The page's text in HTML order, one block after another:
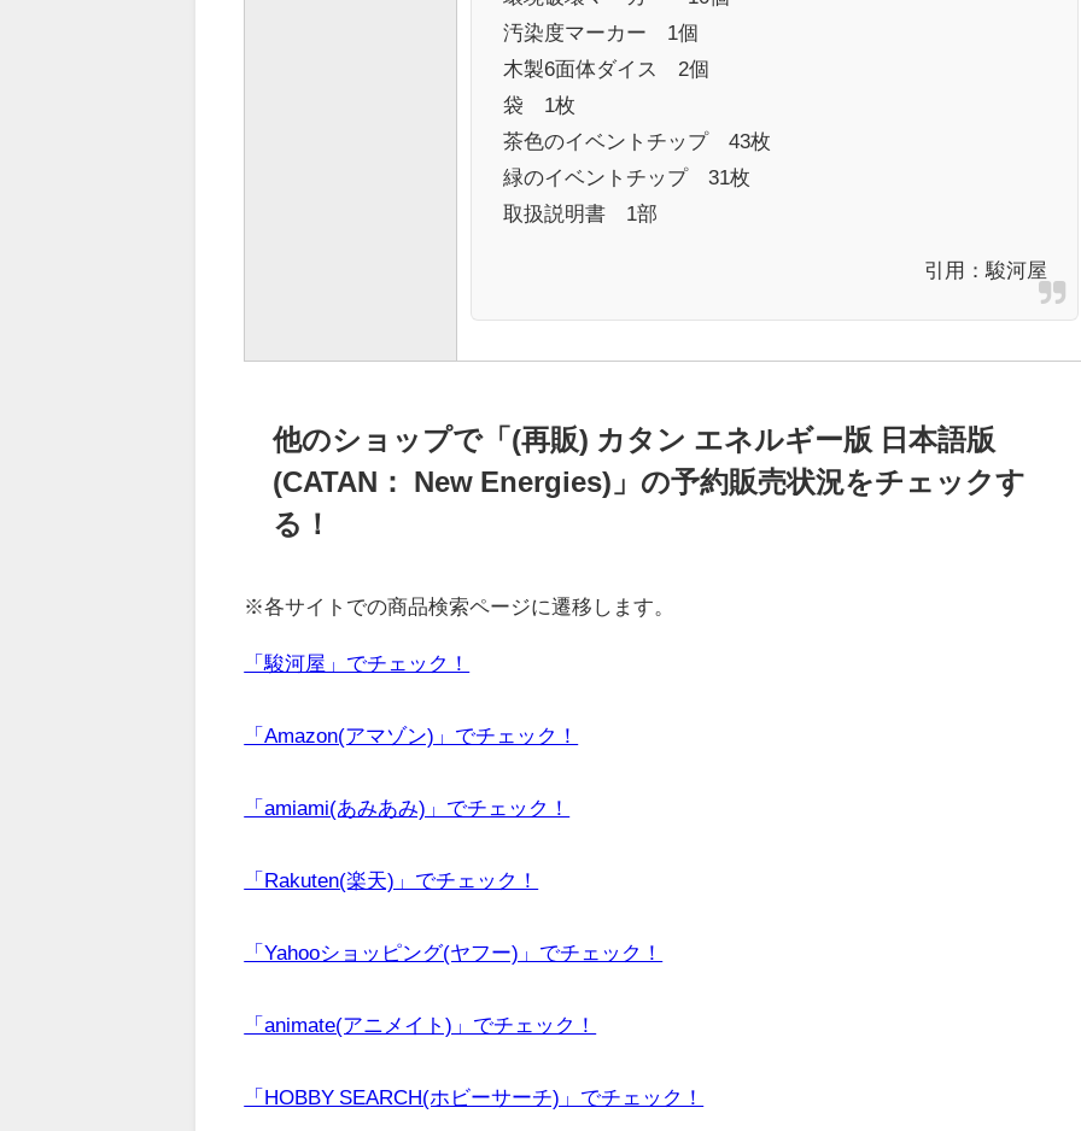
汚染度マーカー 1個
木製6面体ダイス 2個
袋 1枚
茶色のイベントチップ 43枚
緑のイベントチップ 31枚
取扱説明書 1部
引用： 駿河屋
他のショップで「(再販) カタン エネルギー版 日本語版
(CATAN： New Energies)」の予約販売状況をチェックす
る！
※各サイトでの商品検索ページに遷移します。
「駿河屋」でチェック！
「Amazon(アマゾン)」でチェック！
「amiami(あみあみ)」でチェック！
「Rakuten(楽天)」でチェック！
「Yahooショッピング(ヤフー)」でチェック！
「animate(アニメイト)」でチェック！
「HOBBY SEARCH(ホビーサーチ)」でチェック！